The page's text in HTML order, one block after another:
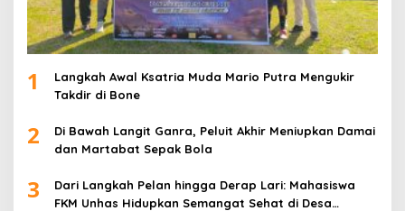
1
Langkah Awal Ksatria Muda Mario Putra Mengukir
Takdir di Bone
2
Di Bawah Langit Ganra, Peluit Akhir Meniupkan Damai
dan Martabat Sepak Bola
3
Dari Langkah Pelan hingga Derap Lari: Mahasiswa
FKM Unhas Hidupkan Semangat Sehat di Desa